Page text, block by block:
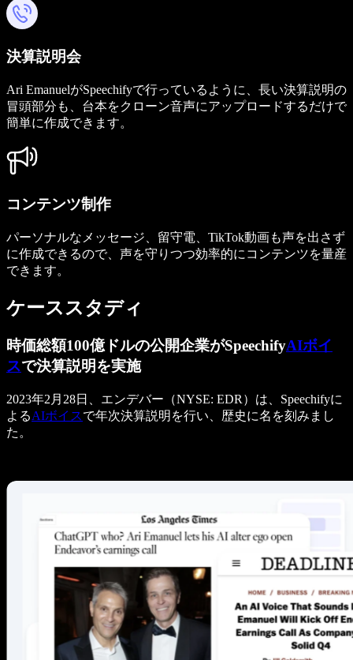
決算説明会
Ari EmanuelがSpeechifyで行っているように、長い決算説明の
冒頭部分も、台本をクローン音声にアップロードするだけで
簡単に作成できます。
コンテンツ制作
パーソナルなメッセージ、留守電、TikTok動画も声を出さず
に作成できるので、声を守りつつ効率的にコンテンツを量産
できます。
ケーススタディ
時価総額100億ドルの公開企業がSpeechifyAIボイ
スで決算説明を実施
2023年2月28日、エンデバー（NYSE: EDR）は、Speechifyに
よるAIボイスで年次決算説明を行い、歴史に名を刻みまし
た。